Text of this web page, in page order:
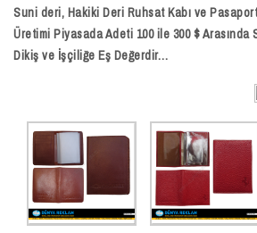
Suni deri, Hakiki Deri Ruhsat Kabı ve
Üretimi Piyasada Adeti 100 ile 300 $ Arasında
Dikiş ve İşçiliğe Eş Değerdir…